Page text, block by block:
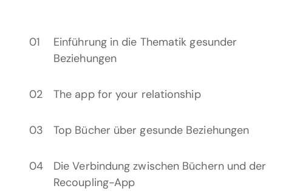
Einführung in die Thematik gesunder
Beziehungen
The app for your relationship
Top Bücher über gesunde Beziehungen
Die Verbindung zwischen Büchern und der
Recoupling-App